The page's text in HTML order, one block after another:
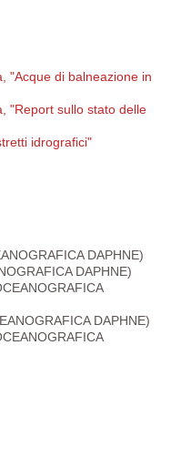
"Acque di balneazione in
"Report sullo stato delle
idrografici"
DAPHNE)
DAPHNE)
DAPHNE)